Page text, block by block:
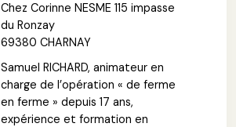
Chez Corinne NESME 115 impasse
du Ronzay
69380 CHARNAY
Samuel RICHARD, animateur en
charge de l’opération « de ferme
en ferme » depuis 17 ans,
expérience et formation en